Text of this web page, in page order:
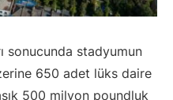
sonucunda stadyumun
650 adet lüks daire
500 milyon poundluk